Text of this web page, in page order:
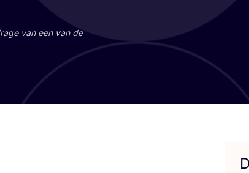
van een van de